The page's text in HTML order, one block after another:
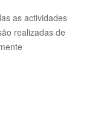
as actividades
realizadas de